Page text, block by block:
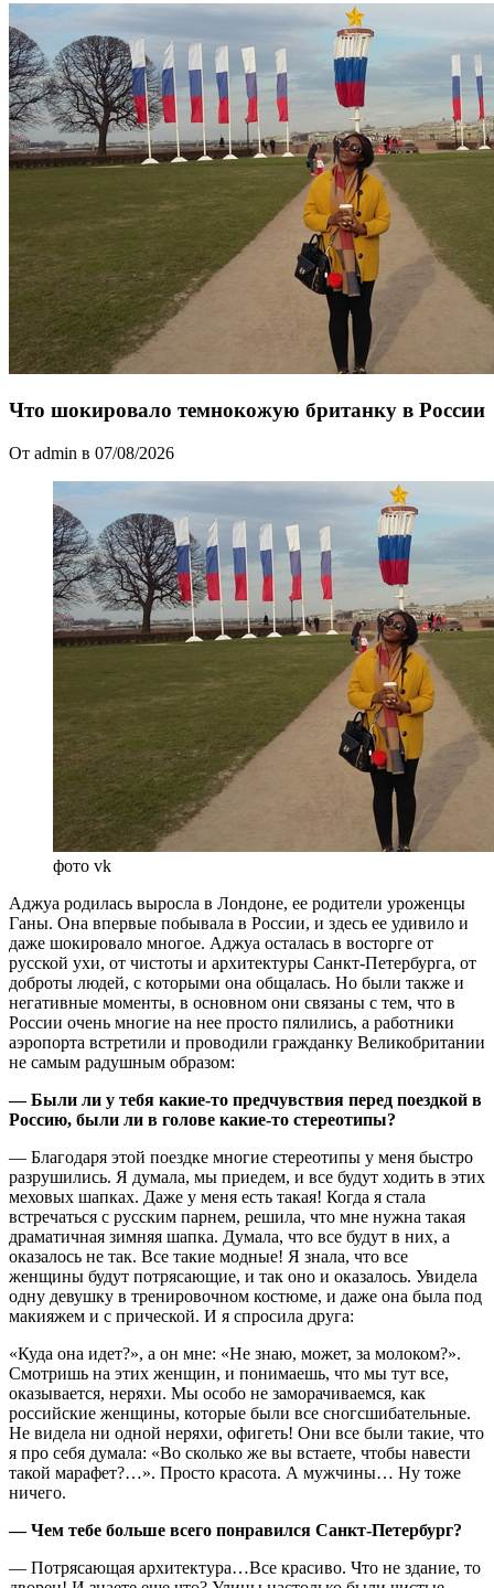
Что шокировало темнокожую британку в России
От admin в 07/08/2026
фото vk
Аджуа родилась выросла в Лондоне, ее родители уроженцы
Ганы. Она впервые побывала в России, и здесь ее удивило и
даже шокировало многое. Аджуа осталась в восторге от
русской ухи, от чистоты и архитектуры Санкт-Петербурга, от
доброты людей, с которыми она общалась. Но были также и
негативные моменты, в основном они связаны с тем, что в
России очень многие на нее просто пялились, а работники
аэропорта встретили и проводили гражданку Великобритании
не самым радушным образом:
— Были ли у тебя какие-то предчувствия перед поездкой в
Россию, были ли в голове какие-то стереотипы?
— Благодаря этой поездке многие стереотипы у меня быстро
разрушились. Я думала, мы приедем, и все будут ходить в этих
меховых шапках. Даже у меня есть такая! Когда я стала
встречаться с русским парнем, решила, что мне нужна такая
драматичная зимняя шапка. Думала, что все будут в них, а
оказалось не так. Все такие модные! Я знала, что все
женщины будут потрясающие, и так оно и оказалось. Увидела
одну девушку в тренировочном костюме, и даже она была под
макияжем и с прической. И я спросила друга:
«Куда она идет?», а он мне: «Не знаю, может, за молоком?».
Смотришь на этих женщин, и понимаешь, что мы тут все,
оказывается, неряхи. Мы особо не заморачиваемся, как
российские женщины, которые были все сногсшибательные.
Не видела ни одной неряхи, офигеть! Они все были такие, что
я про себя думала: «Во сколько же вы встаете, чтобы навести
такой марафет?…». Просто красота. А мужчины… Ну тоже
ничего.
— Чем тебе больше всего понравился Санкт-Петербург?
— Потрясающая архитектура…Все красиво. Что не здание, то